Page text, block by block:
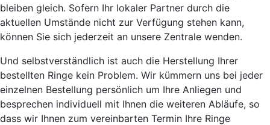
bleiben gleich. Sofern Ihr lokaler Partner durch die
aktuellen Umstände nicht zur Verfügung stehen kann,
können Sie sich jederzeit an unsere Zentrale wenden.
Und selbstverständlich ist auch die Herstellung Ihrer
bestellten Ringe kein Problem. Wir kümmern uns bei jeder
einzelnen Bestellung persönlich um Ihre Anliegen und
besprechen individuell mit Ihnen die weiteren Abläufe, so
dass wir Ihnen zum vereinbarten Termin Ihre Ringe